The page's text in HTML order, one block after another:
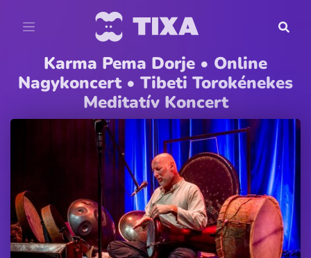
Karma Pema Dorje • Online
Nagykoncert • Tibeti Torokénekes
Meditatív Koncert